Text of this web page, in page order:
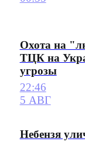
Охота на
ТЦК на
угрозы
22:46
5 АВГ
Небензя